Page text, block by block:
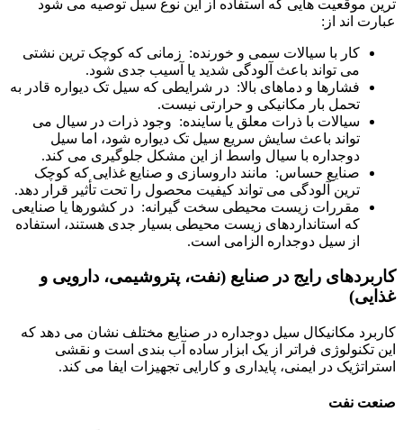
ترین موقعیت هایی که استفاده از این نوع سیل توصیه می شود
عبارت اند از:
کار با سیالات سمی و خورنده: زمانی که کوچک ترین نشتی
می تواند باعث آلودگی شدید یا آسیب جدی شود.
فشارها و دماهای بالا: در شرایطی که سیل تک دیواره قادر به
تحمل بار مکانیکی و حرارتی نیست.
سیالات با ذرات معلق یا ساینده: وجود ذرات در سیال می
تواند باعث سایش سریع سیل تک دیواره شود، اما سیل
دوجداره با سیال واسط از این مشکل جلوگیری می کند.
صنایع حساس: مانند داروسازی و صنایع غذایی که کوچک
ترین آلودگی می تواند کیفیت محصول را تحت تأثیر قرار دهد.
مقررات زیست محیطی سخت گیرانه: در کشورها یا صنایعی
که استانداردهای زیست محیطی بسیار جدی هستند، استفاده
از سیل دوجداره الزامی است.
کاربردهای رایج در صنایع (نفت، پتروشیمی، دارویی و
غذایی)
کاربرد مکانیکال سیل دوجداره در صنایع مختلف نشان می دهد که
این تکنولوژی فراتر از یک ابزار ساده آب بندی است و نقشی
استراتژیک در ایمنی، پایداری و کارایی تجهیزات ایفا می کند.
صنعت نفت